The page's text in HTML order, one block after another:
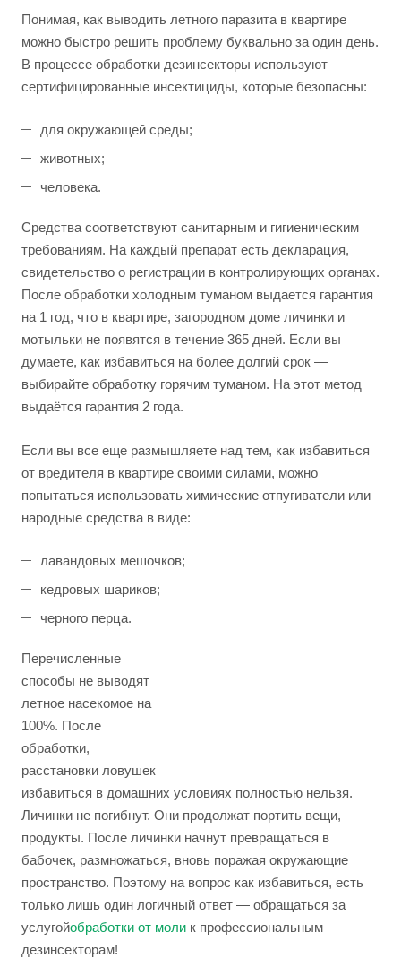
Понимая, как выводить летного паразита в квартире
можно быстро решить проблему буквально за один день.
В процессе обработки дезинсекторы используют
сертифицированные инсектициды, которые безопасны:
для окружающей среды;
животных;
человека.
Средства соответствуют санитарным и гигиеническим
требованиям. На каждый препарат есть декларация,
свидетельство о регистрации в контролирующих органах.
После обработки холодным туманом выдается гарантия
на 1 год, что в квартире, загородном доме личинки и
мотыльки не появятся в течение 365 дней. Если вы
думаете, как избавиться на более долгий срок —
выбирайте обработку горячим туманом. На этот метод
выдаётся гарантия 2 года.
Если вы все еще размышляете над тем, как избавиться
от вредителя в квартире своими силами, можно
попытаться использовать химические отпугиватели или
народные средства в виде:
лавандовых мешочков;
кедровых шариков;
черного перца.
Перечисленные
способы не выводят
летное насекомое на
100%. После
обработки,
расстановки ловушек
избавиться в домашних условиях полностью нельзя.
Личинки не погибнут. Они продолжат портить вещи,
продукты. После личинки начнут превращаться в
бабочек, размножаться, вновь поражая окружающие
пространство. Поэтому на вопрос как избавиться, есть
только лишь один логичный ответ — обращаться за
услугойобработки от моли к профессиональным
дезинсекторам!